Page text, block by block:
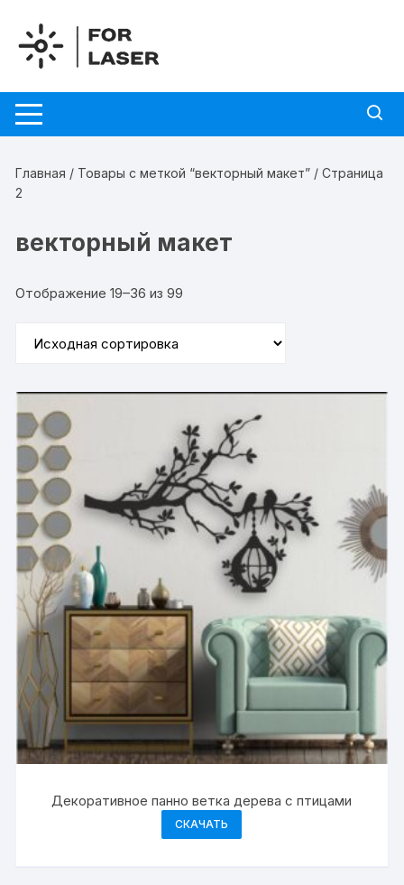
содержимому
Главная / Товары с меткой “векторный макет” / Страница
2
векторный макет
Отображение 19–36 из 99
Декоративное панно ветка дерева с птицами
СКАЧАТЬ